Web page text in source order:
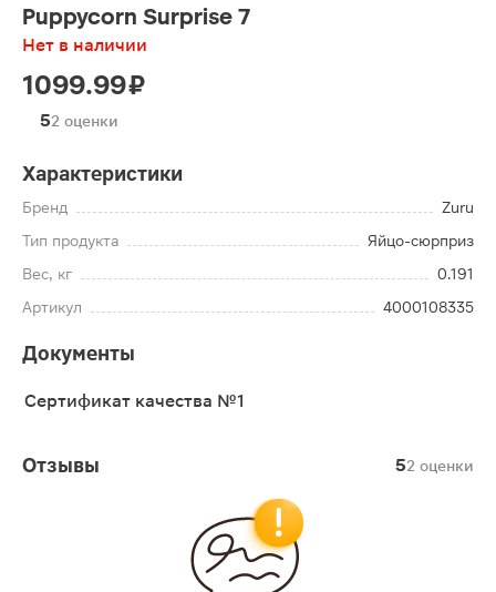
Puppycorn Surprise 7
Нет в наличии
1099.99 ₽
52 оценки
Характеристики
Бренд
Zuru
Тип продукта
Яйцо-сюрприз
Вес, кг
0.191
Артикул
4000108335
Документы
Сертификат качества №1
Отзывы 52 оценки